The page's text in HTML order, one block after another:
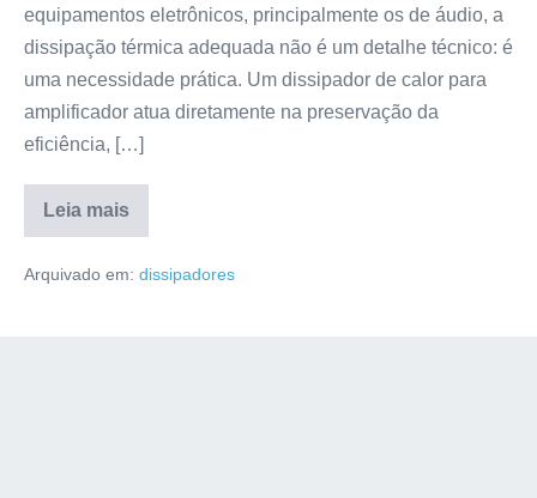
equipamentos eletrônicos, principalmente os de áudio, a
dissipação térmica adequada não é um detalhe técnico: é
uma necessidade prática. Um dissipador de calor para
amplificador atua diretamente na preservação da
eficiência, […]
Leia mais
Arquivado em: dissipadores